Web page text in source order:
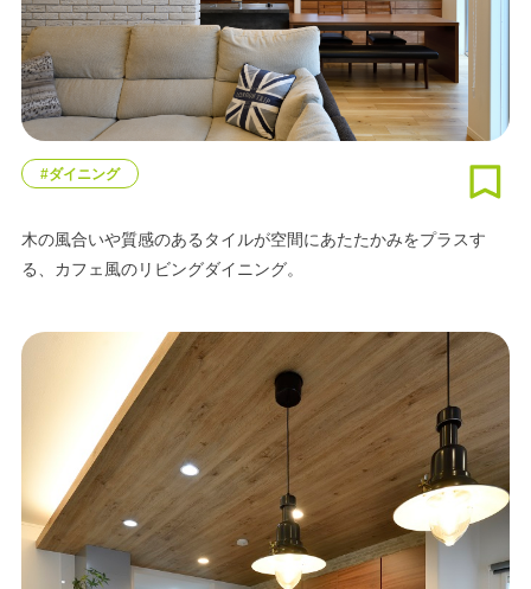
#ダイニング
木の風合いや質感のあるタイルが空間にあたたかみをプラスす
る、カフェ風のリビングダイニング。